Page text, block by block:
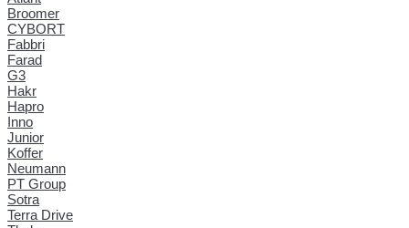
Broomer
CYBORT
Fabbri
Farad
G3
Hakr
Hapro
Inno
Junior
Koffer
Neumann
PT Group
Sotra
Terra Drive